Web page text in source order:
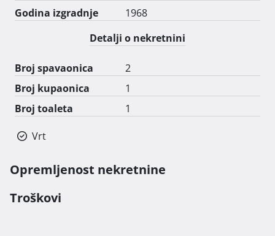
Godina izgradnje
1968
Detalji o nekretnini
Broj spavaonica
2
Broj kupaonica
1
Broj toaleta
1
Vrt
Opremljenost nekretnine
Troškovi